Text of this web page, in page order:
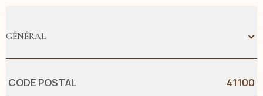
GÉNÉRAL
Caractérisque Valeurs
CODE POSTAL 41100